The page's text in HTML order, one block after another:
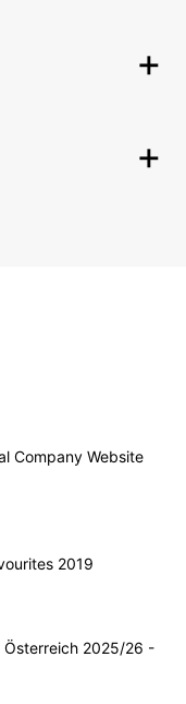
Company Website
2019
Österreich 2025/26 -